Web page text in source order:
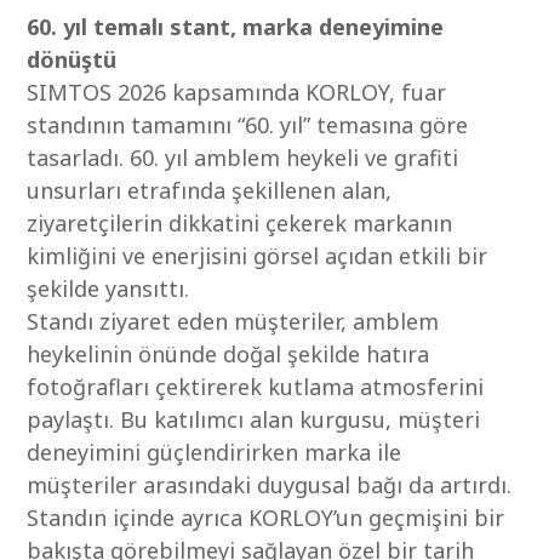
60. yıl temalı stant, marka deneyimine
dönüştü
SIMTOS 2026 kapsamında KORLOY, fuar
standının tamamını “60. yıl” temasına göre
tasarladı. 60. yıl amblem heykeli ve grafiti
unsurları etrafında şekillenen alan,
ziyaretçilerin dikkatini çekerek markanın
kimliğini ve enerjisini görsel açıdan etkili bir
şekilde yansıttı.
Standı ziyaret eden müşteriler, amblem
heykelinin önünde doğal şekilde hatıra
fotoğrafları çektirerek kutlama atmosferini
paylaştı. Bu katılımcı alan kurgusu, müşteri
deneyimini güçlendirirken marka ile
müşteriler arasındaki duygusal bağı da artırdı.
Standın içinde ayrıca KORLOY’un geçmişini bir
bakışta görebilmeyi sağlayan özel bir tarih